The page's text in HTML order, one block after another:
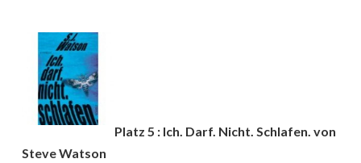
Platz 5 : Ich. Darf. Nicht. Schlafen. von
Steve Watson